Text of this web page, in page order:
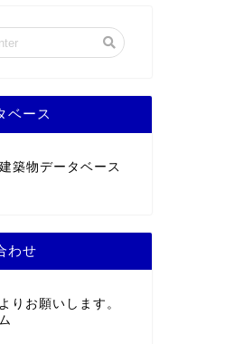
ベース
築物データベース
わせ
りお願いします。